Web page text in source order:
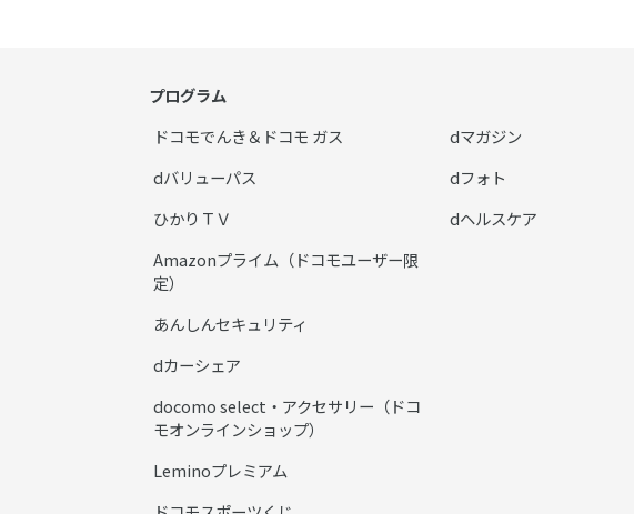
プログラム
ドコモでんき＆ドコモ ガス
dバリューパス
ひかりＴＶ
Amazonプライム（ドコモユーザー限
定）
あんしんセキュリティ
dカーシェア
docomo select・アクセサリー（ドコ
モオンラインショップ）
Leminoプレミアム
dマガジン
dフォト
dヘルスケア